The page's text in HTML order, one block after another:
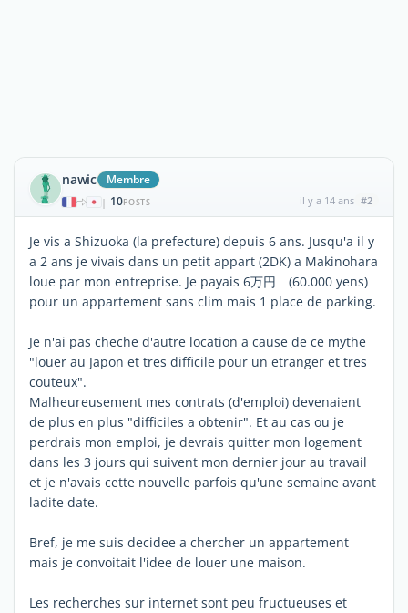
nawic Membre
| 10POSTS il y a 14 ans #2
Je vis a Shizuoka (la prefecture) depuis 6 ans. Jusqu'a il y
a 2 ans je vivais dans un petit appart (2DK) a Makinohara
loue par mon entreprise. Je payais 6万円 (60.000 yens)
pour un appartement sans clim mais 1 place de parking.
Je n'ai pas cheche d'autre location a cause de ce mythe
"louer au Japon et tres difficile pour un etranger et tres
couteux".
Malheureusement mes contrats (d'emploi) devenaient
de plus en plus "difficiles a obtenir". Et au cas ou je
perdrais mon emploi, je devrais quitter mon logement
dans les 3 jours qui suivent mon dernier jour au travail
et je n'avais cette nouvelle parfois qu'une semaine avant
ladite date.
Bref, je me suis decidee a chercher un appartement
mais je convoitait l'idee de louer une maison.
Les recherches sur internet sont peu fructueuses et